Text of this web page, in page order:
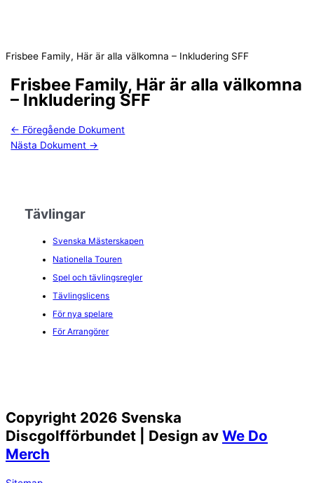
Frisbee Family, Här är alla välkomna – Inkludering SFF
Tävlingar
Svenska Mästerskapen
Nationella Touren
Spel och tävlingsregler
Tävlingslicens
För nya spelare
För Arrangörer
Frisbee Family, Här är alla välkomna
– Inkludering SFF
← Föregående Dokument
Nästa Dokument →
Copyright 2026 Svenska
Discgolfförbundet | Design av We Do
Merch